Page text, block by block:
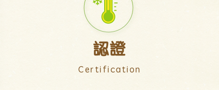
認證
Certification